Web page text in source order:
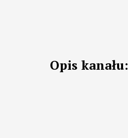
Opis kanału: